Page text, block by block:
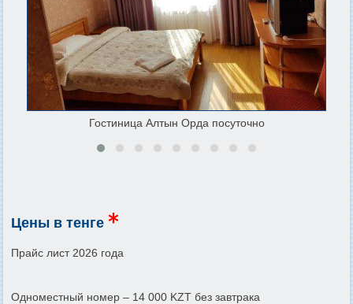
Гостиница Алтын Орда посуточно
Цены в тенге
Прайс лист 2026 года
Одноместный номер – 14 000 KZT без завтрака